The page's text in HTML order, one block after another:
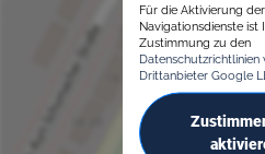
Für die Aktivierung
Navigationsdienste ist
Zustimmung zu den
Datenschutzrichtlinien
Drittanbieter Google